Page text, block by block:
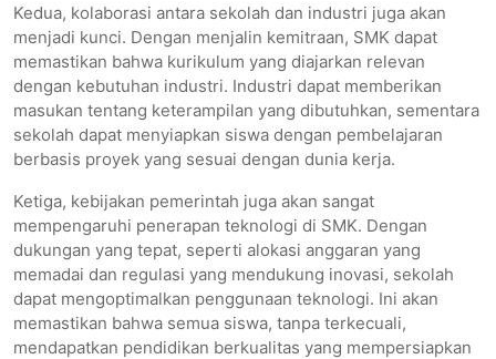
Kedua, kolaborasi antara sekolah dan industri juga akan
menjadi kunci. Dengan menjalin kemitraan, SMK dapat
memastikan bahwa kurikulum yang diajarkan relevan
dengan kebutuhan industri. Industri dapat memberikan
masukan tentang keterampilan yang dibutuhkan, sementara
sekolah dapat menyiapkan siswa dengan pembelajaran
berbasis proyek yang sesuai dengan dunia kerja.
Ketiga, kebijakan pemerintah juga akan sangat
mempengaruhi penerapan teknologi di SMK. Dengan
dukungan yang tepat, seperti alokasi anggaran yang
memadai dan regulasi yang mendukung inovasi, sekolah
dapat mengoptimalkan penggunaan teknologi. Ini akan
memastikan bahwa semua siswa, tanpa terkecuali,
mendapatkan pendidikan berkualitas yang mempersiapkan